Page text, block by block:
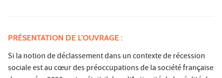
PRÉSENTATION DE L'OUVRAGE :
Si la notion de déclassement dans un contexte de récession
sociale est au cœur des préoccupations de la société française